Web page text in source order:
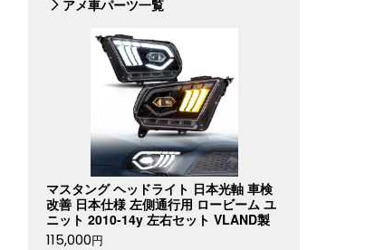
アメ車パーツ一覧
マスタング ヘッドライト 日本光軸 車検
改善 日本仕様 左側通行用 ロービーム ユ
ニット 2010-14y 左右セット VLAND製
115,000円